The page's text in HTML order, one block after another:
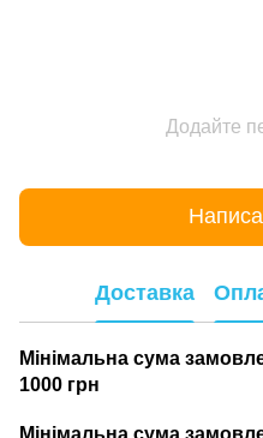
Додайте
Доставка
Мінімальна сума
1000 грн